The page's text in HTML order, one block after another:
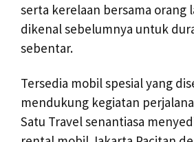
serta kerelaan bersama orang
dikenal sebelumnya untuk
sebentar.
Tersedia mobil spesial yang
mendukung kegiatan
Satu Travel senantiasa